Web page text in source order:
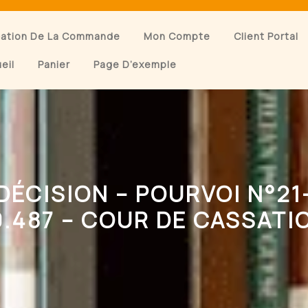
De La Commande Mon Compte Client Portal
Panier Page D’exemple
– POURVOI
– COUR DE